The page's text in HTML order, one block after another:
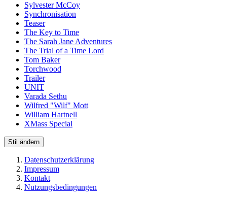
Sylvester McCoy
Synchronisation
Teaser
The Key to Time
The Sarah Jane Adventures
The Trial of a Time Lord
Tom Baker
Torchwood
Trailer
UNIT
Varada Sethu
Wilfred "Wilf" Mott
William Hartnell
XMass Special
Stil ändern
Datenschutzerklärung
Impressum
Kontakt
Nutzungsbedingungen